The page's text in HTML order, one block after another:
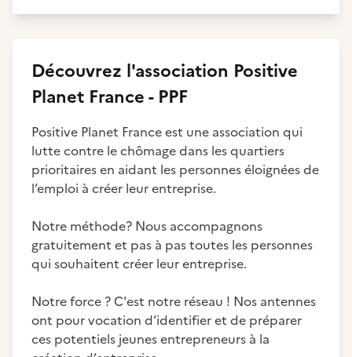
Découvrez l'association Positive
Planet France - PPF
Positive Planet France est une association qui
lutte contre le chômage dans les quartiers
prioritaires en aidant les personnes éloignées de
l’emploi à créer leur entreprise.
Notre méthode? Nous accompagnons
gratuitement et pas à pas toutes les personnes
qui souhaitent créer leur entreprise.
Notre force ? C'est notre réseau ! Nos antennes
ont pour vocation d’identifier et de préparer
ces potentiels jeunes entrepreneurs à la